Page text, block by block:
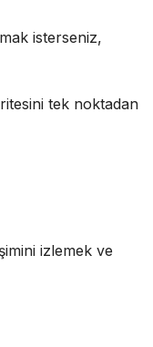
isterseniz,
tek noktadan
izlemek ve